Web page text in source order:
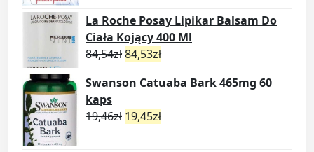
La Roche Posay Lipikar Balsam Do
Ciała Kojący 400 Ml
84,54zł84,53zł
Swanson Catuaba Bark 465mg 60
kaps
19,46zł 19,45zł